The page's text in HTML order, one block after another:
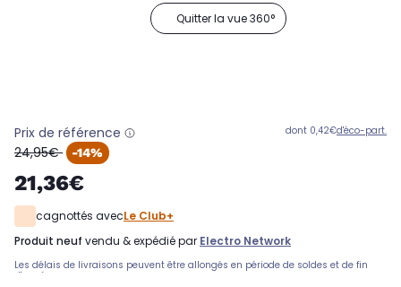
Quitter la vue 360°
Prix de référence
oldPrice
24,95€ -14%
21,36€
dont 0,42€d'éco-part.
cagnottés avecLe Club+
produit neuf vendu & expédié par Electro Network
Les délais de livraisons peuvent être allongés en période de soldes et de fin
d'année.